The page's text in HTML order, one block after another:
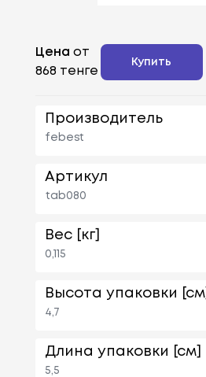
Цена от
868 тенге
Купить
Производитель
febest
Артикул
tab080
Вес [кг]
0,115
Высота упаковки [см]
4,7
Длина упаковки [см]
5,5